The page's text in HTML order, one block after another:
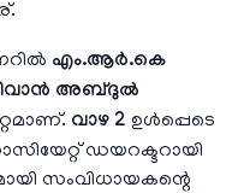
എം.ആർ.കെ
അബ്ദുൽ
വാഴ 2 ഉൾപ്പെടെ
ഡയറക്ടറായി
സംവിധായകന്റെ